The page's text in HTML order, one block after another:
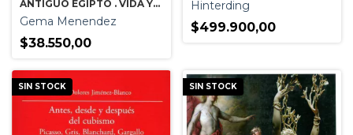
ANTIGUO EGIPTO . VIDA Y
CARRERA DE LOS
PINTORES DE RAMSES II
Gema Menendez
$38.550,00
Hinterding
$499.900,00
SIN STOCK SIN STOCK